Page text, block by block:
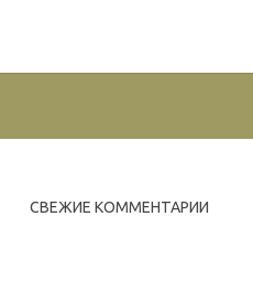
СВЕЖИЕ КОММЕНТАРИИ